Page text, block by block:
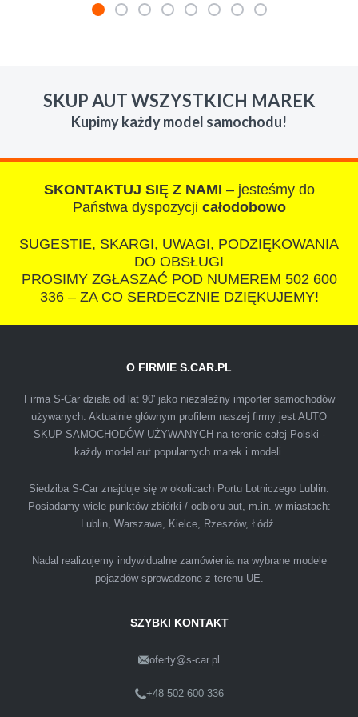
roznym stanie i roznym wieku, za kazdym
razem z laweta ten sam przesympatyczny,
czlowiek. Doradzil telefonicznie, zaproponowal
rozsadna cene i od reki zalatwil sprawe. Jesli
nie chcecie natknac sie na spaslych
polecam s-car.pl
IZA
Polecam firmę s-car ze Świdnika. Dawno nie
podejściem. Szybko, sprawnie, w miłej
atmosferze. Nie wiedziałem, że sprzedaż
samochodu może być załatwiona tak
warunkach finansowych.
Lublin
SKUP AUT WSZYSTKICH MAREK
Kupimy każdy model samochodu!
SKONTAKTUJ SIĘ Z NAMI – jesteśmy do
Państwa dyspozycji całodobowo
SUGESTIE, SKARGI, UWAGI, PODZIĘKOWANIA
DO OBSŁUGI
PROSIMY ZGŁASZAĆ POD NUMEREM 502 600
336 – ZA CO SERDECZNIE DZIĘKUJEMY!
O FIRMIE S.CAR.PL
Firma S-Car działa od lat 90' jako niezależny importer samochodów
używanych. Aktualnie głównym profilem naszej firmy jest AUTO
SKUP SAMOCHODÓW UŻYWANYCH na terenie całej Polski -
każdy model aut popularnych marek i modeli.
Siedziba S-Car znajduje się w okolicach Portu Lotniczego Lublin.
Posiadamy wiele punktów zbiórki / odbioru aut, m.in. w miastach:
Lublin, Warszawa, Kielce, Rzeszów, Łódź.
Nadal realizujemy indywidualne zamówienia na wybrane modele
pojazdów sprowadzone z terenu UE.
SZYBKI KONTAKT
oferty@s-car.pl
+48 502 600 336